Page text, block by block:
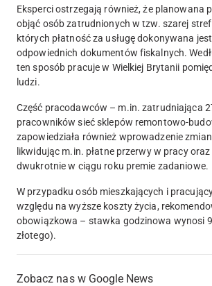
Eksperci ostrzegają również, że planowana
objąć osób zatrudnionych w tzw. szarej
których płatność za usługę dokonywana
odpowiednich dokumentów fiskalnych.
ten sposób pracuje w Wielkiej Brytanii
ludzi.
Część pracodawców – m.in. zatrudniająca
pracowników sieć sklepów remontowo-
zapowiedziała również wprowadzenie
likwidując m.in. płatne przerwy w pracy
dwukrotnie w ciągu roku premie zadaniowe.
W przypadku osób mieszkających i
względu na wyższe koszty życia,
obowiązkowa – stawka godzinowa wynosi
złotego).
Zobacz nas w Google News